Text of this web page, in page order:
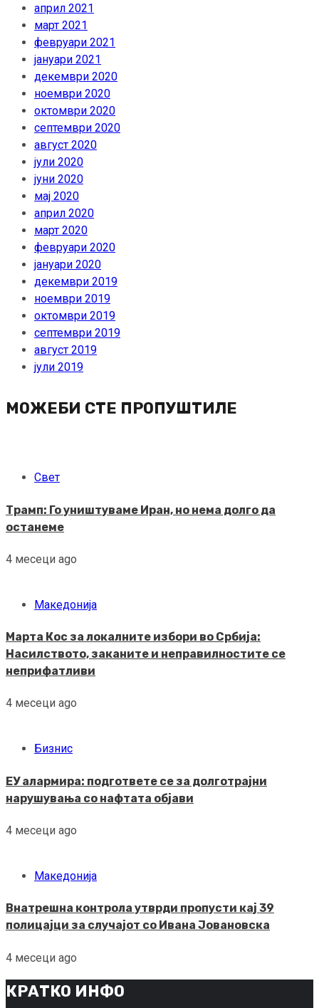
април 2021
март 2021
февруари 2021
јануари 2021
декември 2020
ноември 2020
октомври 2020
септември 2020
август 2020
јули 2020
јуни 2020
мај 2020
април 2020
март 2020
февруари 2020
јануари 2020
декември 2019
ноември 2019
октомври 2019
септември 2019
август 2019
јули 2019
МОЖЕБИ СТЕ ПРОПУШТИЛЕ
Свет
Трамп: Го уништуваме Иран, но нема долго да
останеме
4 месеци ago
Македонија
Марта Кос за локалните избори во Србија:
Насилството, заканите и неправилностите се
неприфатливи
4 месеци ago
Бизнис
ЕУ алармира: подгответе се за долготрајни
нарушувања со нафтата објави
4 месеци ago
Македонија
Внатрешна контрола утврди пропусти кај 39
полицајци за случајот со Ивана Јовановска
4 месеци ago
КРАТКО ИНФО